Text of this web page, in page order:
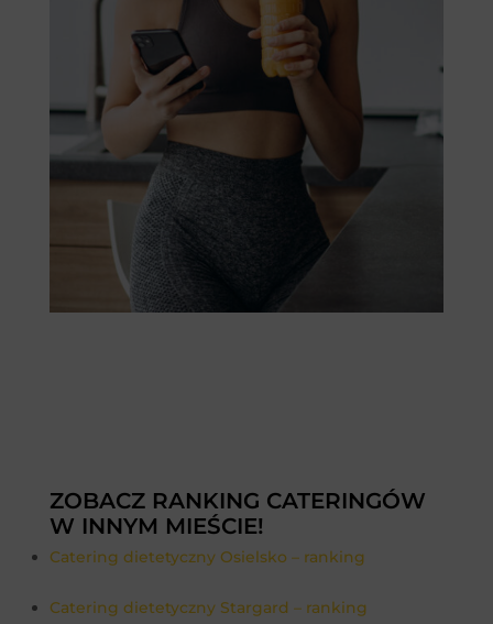
ZOBACZ RANKING CATERINGÓW
W INNYM MIEŚCIE!
Catering dietetyczny Osielsko – ranking
Catering dietetyczny Stargard – ranking